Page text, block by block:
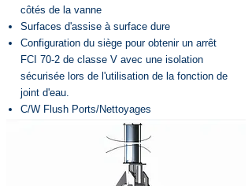
côtés de la vanne
Surfaces d'assise à surface dure
Configuration du siège pour obtenir un arrêt
FCI 70-2 de classe V avec une isolation
sécurisée lors de l'utilisation de la fonction de
joint d'eau.
C/W Flush Ports/Nettoyages